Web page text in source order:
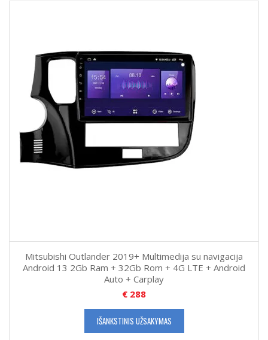
Mitsubishi Outlander 2019+ Multimedija su navigacija
Android 13 2Gb Ram + 32Gb Rom + 4G LTE + Android
Auto + Carplay
€ 288
IŠANKSTINIS UŽSAKYMAS